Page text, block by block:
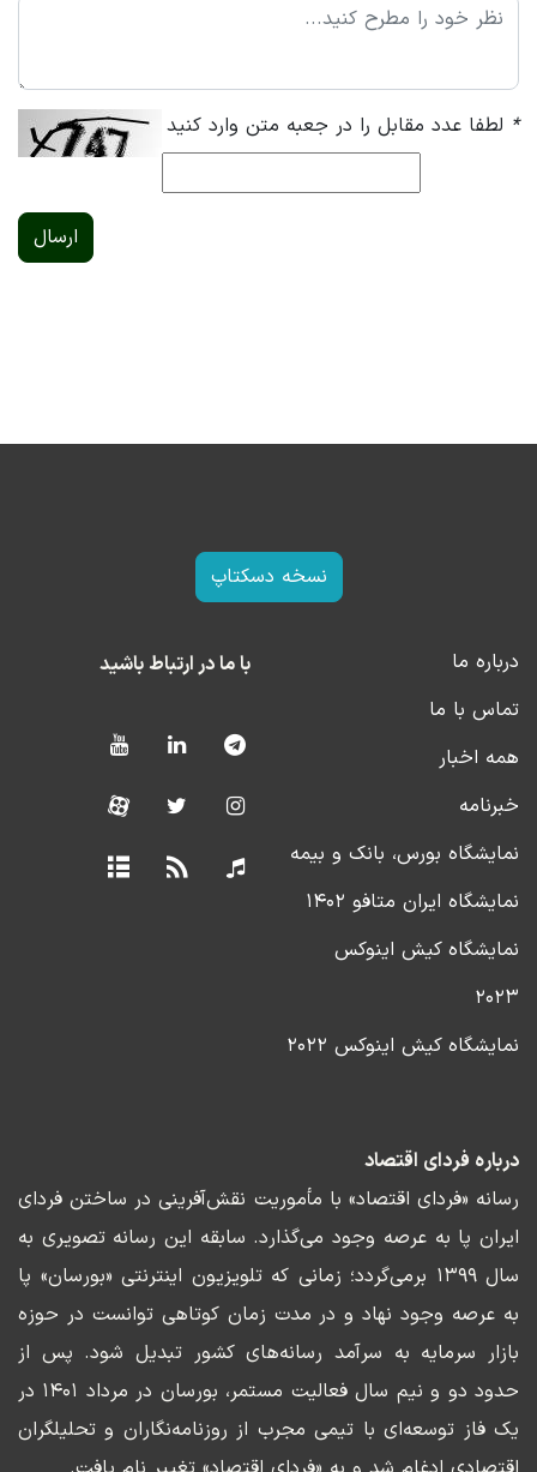
* لطفا عدد مقابل را در جعبه متن وارد کنید
ارسال
نسخه دسکتاپ
درباره ما
تماس با ما
همه اخبار
خبرنامه
نمایشگاه بورس، بانک و بیمه
نمایشگاه ایران متافو ۱۴۰۲
نمایشگاه کیش اینوکس
۲۰۲۳
نمایشگاه کیش اینوکس ۲۰۲۲
با ما در ارتباط باشید
درباره فردای اقتصاد
رسانه «فردای اقتصاد» با مأموریت نقش‌آفرینی در ساختن فردای
ایران پا به عرصه وجود می‌گذارد. سابقه این رسانه تصویری به
سال ۱۳۹۹ برمی‌گردد؛ زمانی که تلویزیون اینترنتی «بورسان» پا
به عرصه وجود نهاد و در مدت زمان کوتاهی توانست در حوزه
بازار سرمایه به سرآمد رسانه‌های کشور تبدیل شود. پس از
حدود دو و نیم سال فعالیت مستمر، بورسان در مرداد ۱۴۰۱ در
یک فاز توسعه‌ای با تیمی مجرب از روزنامه‌نگاران و تحلیلگران